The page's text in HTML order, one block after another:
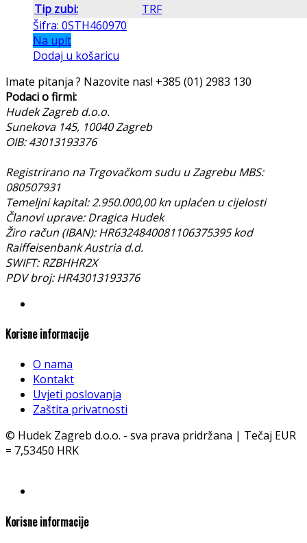
Tip zubi:
TRF
Šifra: 0STH460970
Na upit
Dodaj u košaricu
Imate pitanja ? Nazovite nas! +385 (01) 2983 130
Podaci o firmi:
Hudek Zagreb d.o.o.
Sunekova 145, 10040 Zagreb
OIB: 43013193376
Registrirano na Trgovačkom sudu u Zagrebu MBS:
080507931
Temeljni kapital: 2.950.000,00 kn uplaćen u cijelosti
Članovi uprave: Dragica Hudek
Žiro račun (IBAN): HR6324840081106375395 kod
Raiffeisenbank Austria d.d.
SWIFT: RZBHHR2X
PDV broj: HR43013193376
Korisne informacije
O nama
Kontakt
Uvjeti poslovanja
Zaštita privatnosti
© Hudek Zagreb d.o.o. - sva prava pridržana | Tečaj EUR
= 7,53450 HRK
Korisne informacije